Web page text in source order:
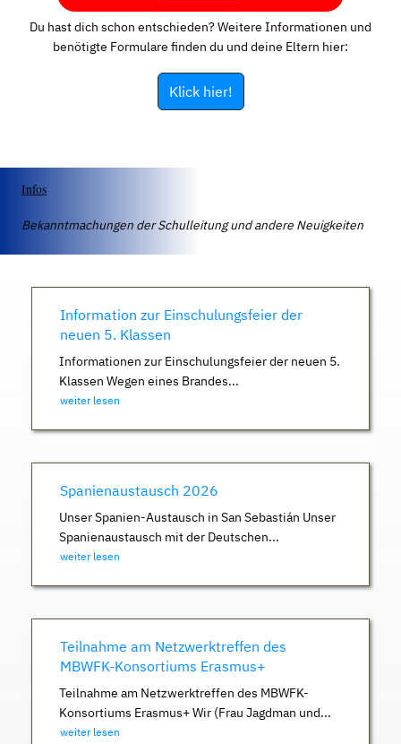
Du hast dich schon entschieden? Weitere Informationen und
benötigte Formulare finden du und deine Eltern hier:
Klick hier!
Infos
Bekanntmachungen der Schulleitung und andere Neuigkeiten
Information zur Einschulungsfeier der
neuen 5. Klassen
Informationen zur Einschulungsfeier der neuen 5.
Klassen Wegen eines Brandes...
weiter lesen
Spanienaustausch 2026
Unser Spanien-Austausch in San Sebastián Unser
Spanienaustausch mit der Deutschen...
weiter lesen
Teilnahme am Netzwerktreffen des
MBWFK-Konsortiums Erasmus+
Teilnahme am Netzwerktreffen des MBWFK-
Konsortiums Erasmus+ Wir (Frau Jagdman und...
weiter lesen